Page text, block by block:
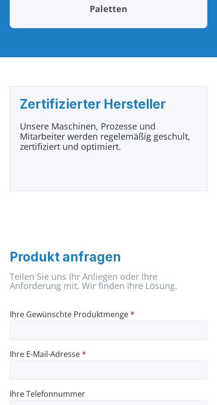
Paletten
Zertifizierter Hersteller
Unsere Maschinen, Prozesse und
Mitarbeiter werden regelemäßig geschult,
zertifiziert und optimiert.
Produkt anfragen
Teilen Sie uns Ihr Anliegen oder Ihre
Anforderung mit. Wir finden Ihre Lösung.
Ihre Gewünschte Produktmenge*
Ihre E-Mail-Adresse*
Ihre Telefonnummer